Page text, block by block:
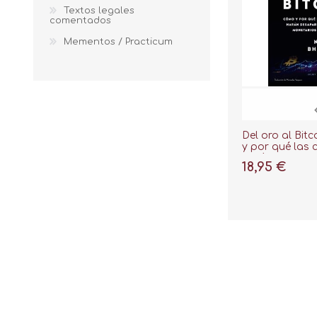
Del oro al
y por qué las
sistemas
18,95 €
Textos legales
comentados
Mementos / Practicum